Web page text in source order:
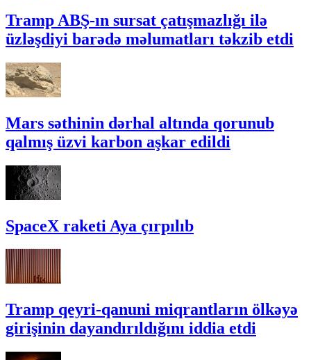
Tramp ABŞ-ın sursat çatışmazlığı ilə
üzləşdiyi barədə məlumatları təkzib etdi
Mars səthinin dərhal altında qorunub
qalmış üzvi karbon aşkar edildi
SpaceX raketi Aya çırpılıb
Tramp qeyri-qanuni miqrantların ölkəyə
girişinin dayandırıldığını iddia etdi